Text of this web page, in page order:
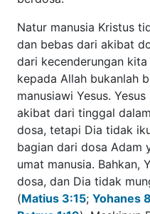
menjadi bagian dari dosa
umat manusia. Bahkan,
dan Dia tidak mungkin
Yohanes 8:46; Ibrani 4:15;
Meskipun Dia dicobai
taat kepada Bapa, bahkan
perjanjian kita, sampai
sebagai manusia Kristus
10).
6. Kehamilan perawan
melaluinya, inkarnasi